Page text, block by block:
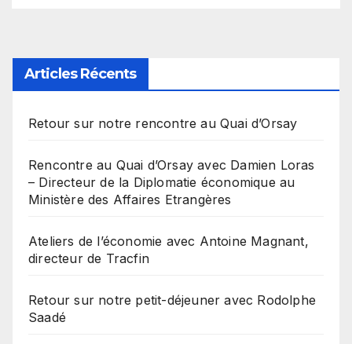
Articles Récents
Retour sur notre rencontre au Quai d’Orsay
Rencontre au Quai d’Orsay avec Damien Loras
– Directeur de la Diplomatie économique au
Ministère des Affaires Etrangères
Ateliers de l’économie avec Antoine Magnant,
directeur de Tracfin
Retour sur notre petit-déjeuner avec Rodolphe
Saadé